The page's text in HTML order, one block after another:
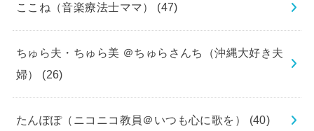
ここね（音楽療法士ママ） (47)
ちゅら夫・ちゅら美 ＠ちゅらさんち（沖縄大好き夫
婦） (26)
たんぽぽ（ニコニコ教員＠いつも心に歌を） (40)